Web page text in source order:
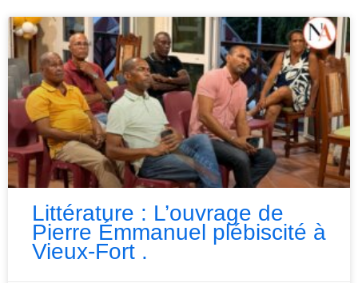
Littérature : L’ouvrage de
Pierre Émmanuel plébiscité à
Vieux-Fort .